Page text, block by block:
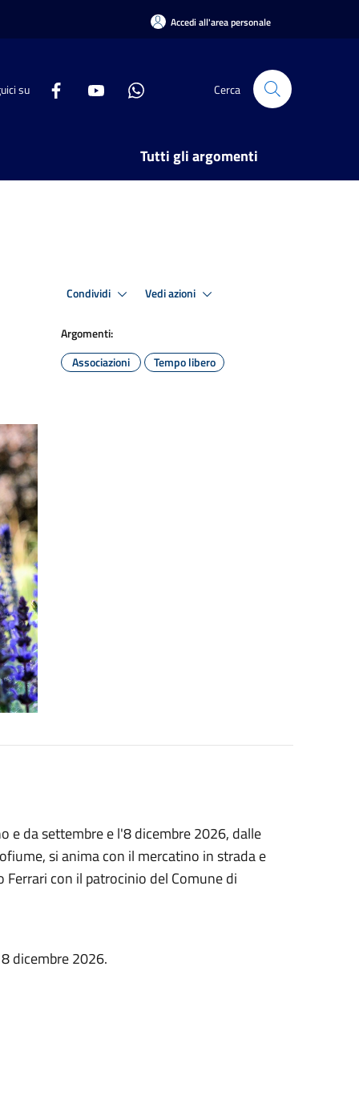
Accedi all'area personale
su Cerca
Tutti gli argomenti
Condividi Vedi azioni
Argomenti:
Associazioni
Tempo libero
e da settembre e l'8 dicembre 2026, dalle
si anima con il mercatino in strada e
con il patrocinio del Comune di
dicembre 2026.